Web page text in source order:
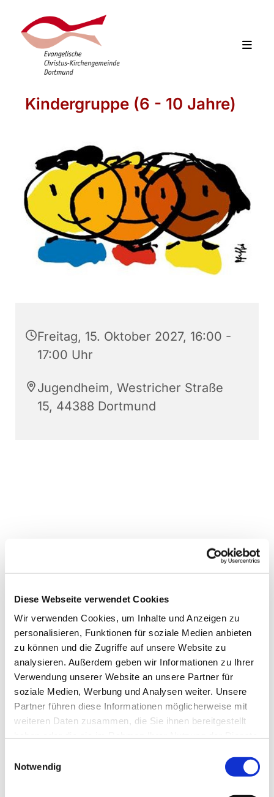
Diese Webseite verwendet Cookies
Wir verwenden Cookies, um Inhalte und Anzeigen zu
personalisieren, Funktionen für soziale Medien anbieten
zu können und die Zugriffe auf unsere Website zu
analysieren. Außerdem geben wir Informationen zu Ihrer
Verwendung unserer Website an unsere Partner für
soziale Medien, Werbung und Analysen weiter. Unsere
Partner führen diese Informationen möglicherweise mit
weiteren Daten zusammen, die Sie ihnen bereitgestellt
Notwendig
Kindergruppe (6 - 10 Jahre)
Freitag, 15. Oktober 2027, 16:00 -
17:00 Uhr
Jugendheim, Westricher Straße
15, 44388 Dortmund
Dies könnte Sie auch